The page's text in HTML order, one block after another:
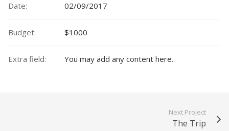
Date: 02/09/2017
Budget: $1000
Extra field: You may add any content here.
Next Project
The Trip